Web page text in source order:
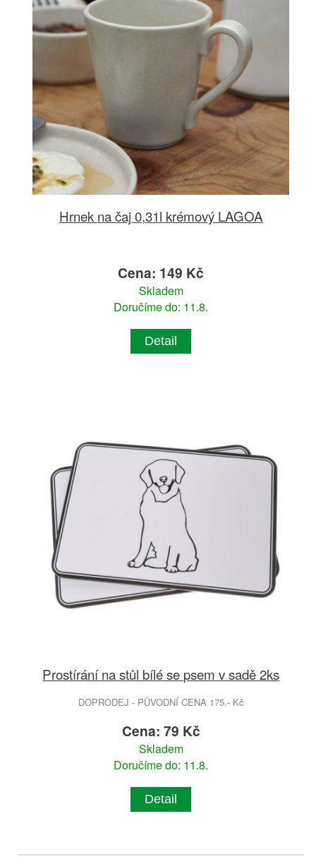
Hrnek na čaj 0,31l krémový LAGOA
Cena: 149 Kč
Skladem
Doručíme do: 11.8.
Detail
Prostírání na stůl bílé se psem v sadě 2ks
DOPRODEJ - PŮVODNÍ CENA 175.- Kč
Cena: 79 Kč
Skladem
Doručíme do: 11.8.
Detail